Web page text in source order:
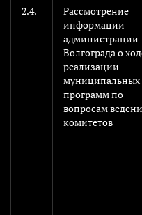
2.4.
Рассмотрение
информации
администрации
Волгограда о
реализации
муниципальных
программ по
вопросам
комитетов